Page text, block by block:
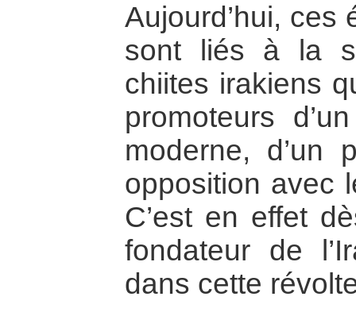
Aujourd’hui, ces
sont liés à la
chiites irakiens
promoteurs
moderne, d’un
opposition avec
C’est en effet
fondateur de
dans cette